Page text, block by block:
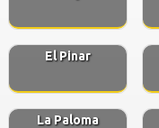
El Pinar
La Paloma